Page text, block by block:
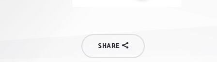
SHARE